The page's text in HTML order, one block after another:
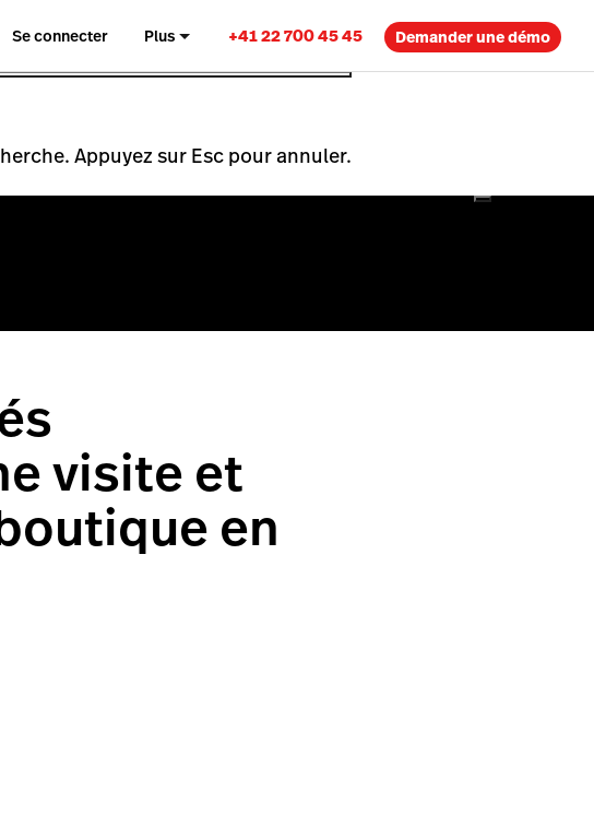
Se connecter Plus +41 22 700 45 45 Demander une démo
Appuyez sur Esc pour annuler.
visite et
en